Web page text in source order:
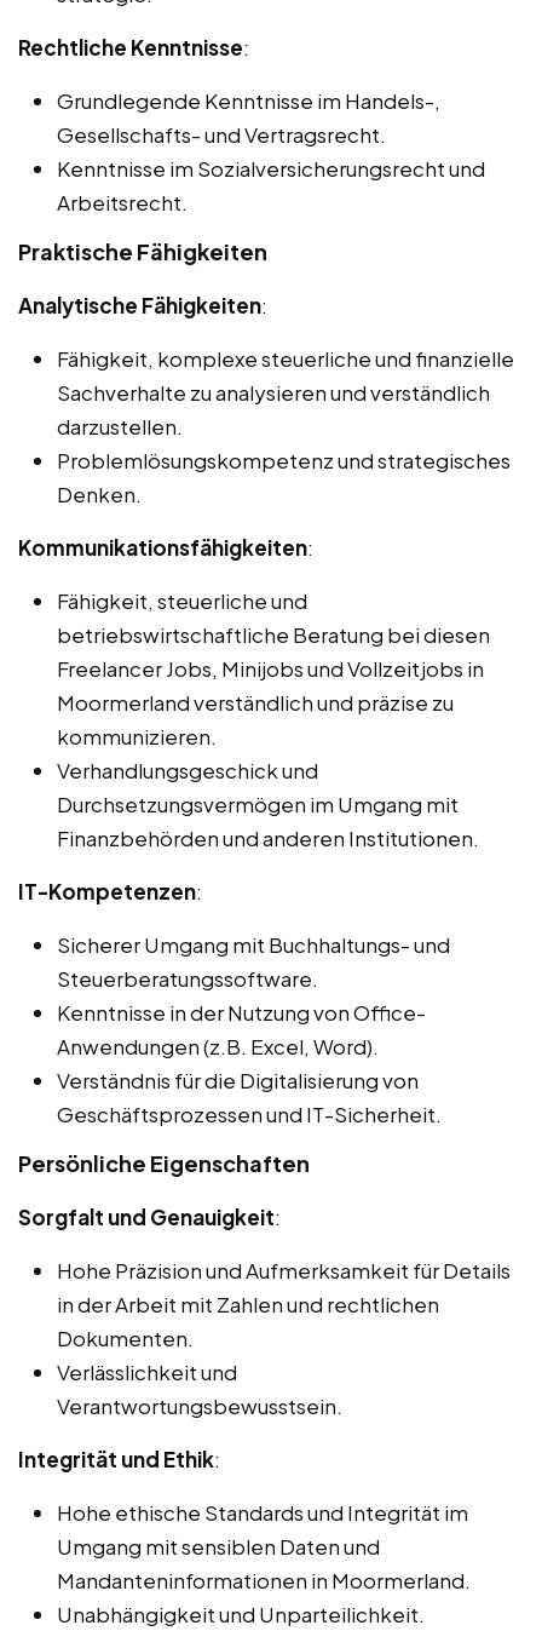
Rechtliche Kenntnisse:
Grundlegende Kenntnisse im Handels-,
Gesellschafts- und Vertragsrecht.
Kenntnisse im Sozialversicherungsrecht und
Arbeitsrecht.
Praktische Fähigkeiten
Analytische Fähigkeiten:
Fähigkeit, komplexe steuerliche und finanzielle
Sachverhalte zu analysieren und verständlich
darzustellen.
Problemlösungskompetenz und strategisches
Denken.
Kommunikationsfähigkeiten:
Fähigkeit, steuerliche und
betriebswirtschaftliche Beratung bei diesen
Freelancer Jobs, Minijobs und Vollzeitjobs in
Moormerland verständlich und präzise zu
kommunizieren.
Verhandlungsgeschick und
Durchsetzungsvermögen im Umgang mit
Finanzbehörden und anderen Institutionen.
IT-Kompetenzen:
Sicherer Umgang mit Buchhaltungs- und
Steuerberatungssoftware.
Kenntnisse in der Nutzung von Office-
Anwendungen (z.B. Excel, Word).
Verständnis für die Digitalisierung von
Geschäftsprozessen und IT-Sicherheit.
Persönliche Eigenschaften
Sorgfalt und Genauigkeit:
Hohe Präzision und Aufmerksamkeit für Details
in der Arbeit mit Zahlen und rechtlichen
Dokumenten.
Verlässlichkeit und
Verantwortungsbewusstsein.
Integrität und Ethik:
Hohe ethische Standards und Integrität im
Umgang mit sensiblen Daten und
Mandanteninformationen in Moormerland.
Unabhängigkeit und Unparteilichkeit.